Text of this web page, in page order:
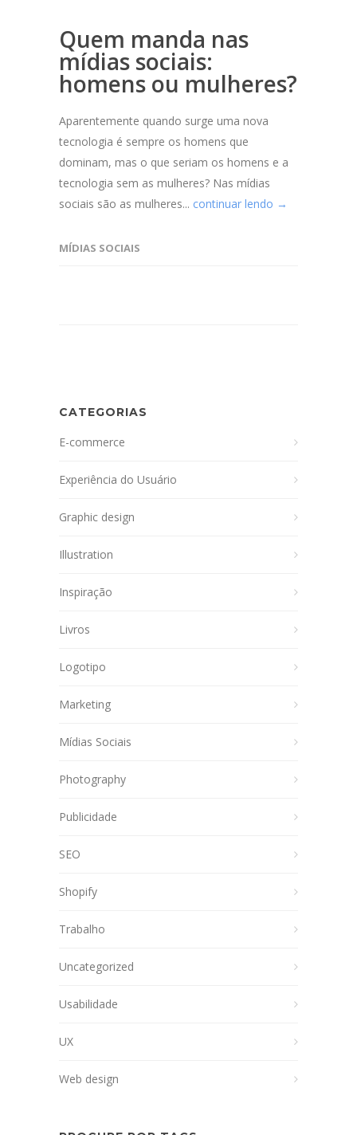
Quem manda nas
mídias sociais:
homens ou mulheres?
Aparentemente quando surge uma nova
tecnologia é sempre os homens que
dominam, mas o que seriam os homens e a
tecnologia sem as mulheres? Nas mídias
sociais são as mulheres... continuar lendo →
MÍDIAS SOCIAIS
CATEGORIAS
E-commerce
Experiência do Usuário
Graphic design
Illustration
Inspiração
Livros
Logotipo
Marketing
Mídias Sociais
Photography
Publicidade
SEO
Shopify
Trabalho
Uncategorized
Usabilidade
UX
Web design